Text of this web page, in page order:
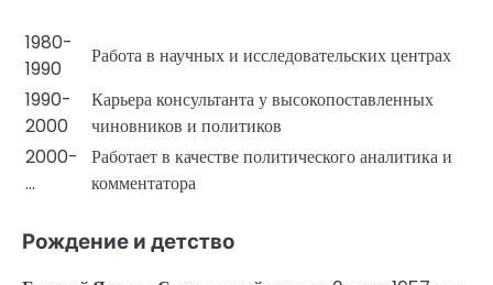
1980-
1990
Работа в научных и исследовательских центрах
1990-
2000
Карьера консультанта у высокопоставленных
чиновников и политиков
2000-
…
Работает в качестве политического аналитика и
комментатора
Рождение и детство